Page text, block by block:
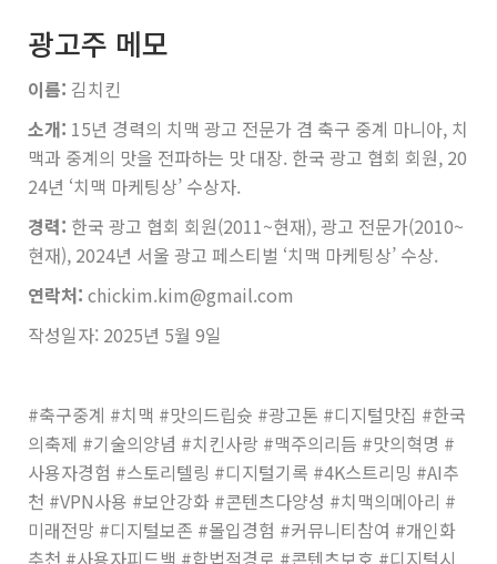
광고주 메모
이름: 김치킨
소개: 15년 경력의 치맥 광고 전문가 겸 축구 중계 마니아, 치
맥과 중계의 맛을 전파하는 맛 대장. 한국 광고 협회 회원, 20
24년 ‘치맥 마케팅상’ 수상자.
경력: 한국 광고 협회 회원(2011~현재), 광고 전문가(2010~
현재), 2024년 서울 광고 페스티벌 ‘치맥 마케팅상’ 수상.
연락처: chickim.kim@gmail.com
작성일자: 2025년 5월 9일
#축구중계 #치맥 #맛의드립슛 #광고톤 #디지털맛집 #한국
의축제 #기술의양념 #치킨사랑 #맥주의리듬 #맛의혁명 #
사용자경험 #스토리텔링 #디지털기록 #4K스트리밍 #AI추
천 #VPN사용 #보안강화 #콘텐츠다양성 #치맥의메아리 #
미래전망 #디지털보존 #몰입경험 #커뮤니티참여 #개인화